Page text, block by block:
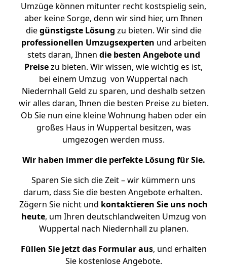
Umzüge können mitunter recht kostspielig sein,
aber keine Sorge, denn wir sind hier, um Ihnen
diegünstigste Lösung zu bieten. Wir sind die
professionellen Umzugsexperten und arbeiten
stets daran, Ihnen die besten Angebote und
Preisezu bieten. Wir wissen, wie wichtig es ist,
bei einem Umzug von Wuppertal nach
Niedernhall Geld zu sparen, und deshalb setzen
wir alles daran, Ihnen die besten Preise zu bieten.
Ob Sie nun eine kleine Wohnung haben oder ein
großes Haus in Wuppertal besitzen, was
umgezogen werden muss.
Wir haben immer die perfekte Lösung für Sie.
Sparen Sie sich die Zeit – wir kümmern uns
darum, dass Sie die besten Angebote erhalten.
Zögern Sie nicht und kontaktieren Sie uns noch
heute, um Ihren deutschlandweiten Umzug von
Wuppertal nach Niedernhall zu planen.
Füllen Sie jetzt das Formular aus, und erhalten
Sie kostenlose Angebote.